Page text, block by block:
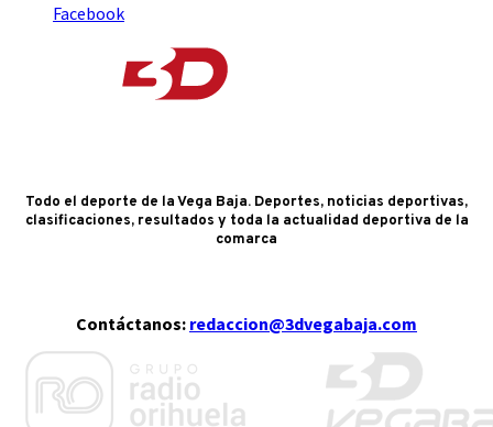
Facebook
Todo el deporte de la Vega Baja. Deportes, noticias deportivas,
clasificaciones, resultados y toda la actualidad deportiva de la
comarca
Contáctanos: redaccion@3dvegabaja.com